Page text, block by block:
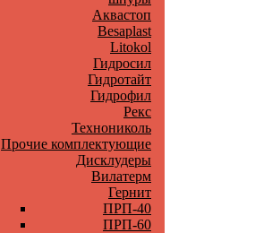
Аквастоп
Besaplast
Litokol
Гидросил
Гидротайт
Гидрофил
Рекс
Технониколь
Прочие комплектующие
Дисклудеры
Вилатерм
Гернит
ПРП-40
ПРП-60